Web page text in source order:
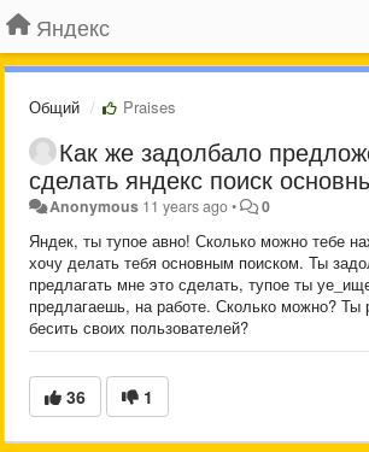
Яндекс
Общий Praises
Как же задолбало
сделать яндекс поиск
Anonymous 11 years ago• 0
Яндек, ты тупое авно! Сколько можно тебе
хочу делать тебя основным поиском. Ты
предлагать мне это сделать, тупое ты
предлагаешь, на работе. Сколько можно? Ты
бесить своих пользователей?
36 1